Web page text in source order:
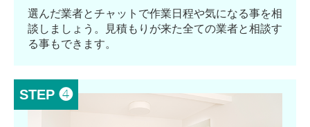
選んだ業者とチャットで作業日程や気になる事を相
談しましょう。見積もりが来た全ての業者と相談す
る事もできます。
STEP ❹